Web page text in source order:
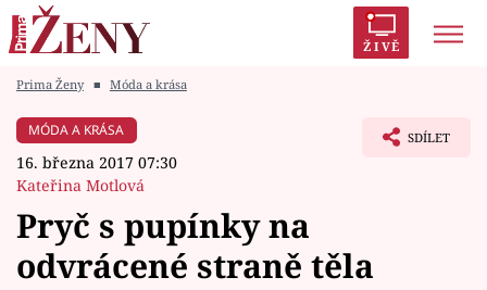
ŽIVĚ
Módní alarm
Témata
Prima Ženy ■ Móda a krása
MÓDA A KRÁSA
16. března 2017 07:30
Kateřina Motlová
SDÍLET
Pryč s pupínky na
odvrácené straně těla